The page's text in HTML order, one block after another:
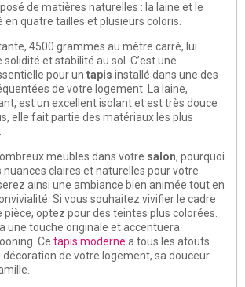
de matières naturelles : la laine et le
en quatre tailles et plusieurs coloris.
4500 grammes au mètre carré, lui
et stabilité au sol. C’est une
pour un tapis installé dans une des
de votre logement. La laine,
est un excellent isolant et est très douce
elle fait partie des matériaux les plus
meubles dans votre salon, pourquoi
nuances claires et naturelles pour votre
ainsi une ambiance bien animée tout en
Si vous souhaitez vivifier le cadre
optez pour des teintes plus colorées.
une touche originale et accentuera
Ce tapis moderne a tous les atouts
de votre logement, sa douceur